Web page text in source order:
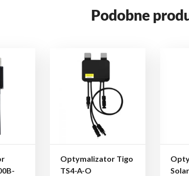
Podobne
Optymalizator Tigo
TS4-A-O